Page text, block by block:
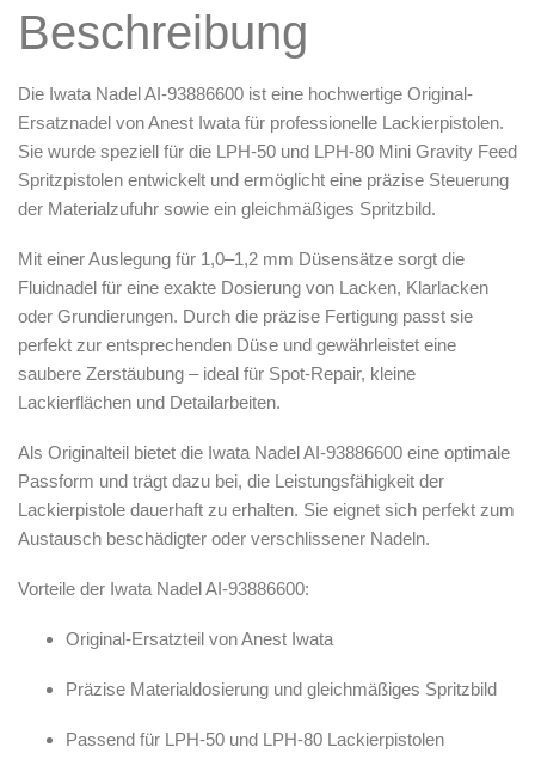
Reinigung & Pflege
Airbrush-Reiniger
Zubehör & Ausstattung
Leerbehälter & Mischzubehör
Spezialliteratur & Anleitungen
Gutscheine
X
Beschreibung
Die Iwata Nadel AI-93886600 ist eine hochwertige Original-
Ersatznadel vonAnest Iwata für professionelle Lackierpistolen.
Sie wurde speziell für die LPH-50 und LPH-80 Mini Gravity Feed
Spritzpistolen entwickelt und ermöglicht eine präzise Steuerung
der Materialzufuhr sowie ein gleichmäßiges Spritzbild.
Mit einer Auslegung für 1,0–1,2 mm Düsensätze sorgt die
Fluidnadel für eine exakte Dosierung von Lacken, Klarlacken
oder Grundierungen. Durch die präzise Fertigung passt sie
perfekt zur entsprechenden Düse und gewährleistet eine
saubere Zerstäubung – ideal für Spot-Repair, kleine
Lackierflächen und Detailarbeiten.
Als Originalteil bietet die Iwata Nadel AI-93886600 eine optimale
Passform und trägt dazu bei, die Leistungsfähigkeit der
Lackierpistole dauerhaft zu erhalten. Sie eignet sich perfekt zum
Austausch beschädigter oder verschlissener Nadeln.
Vorteile der Iwata Nadel AI-93886600:
Original-Ersatzteil vonAnest Iwata
Präzise Materialdosierung und gleichmäßiges Spritzbild
Passend für LPH-50 und LPH-80 Lackierpistolen